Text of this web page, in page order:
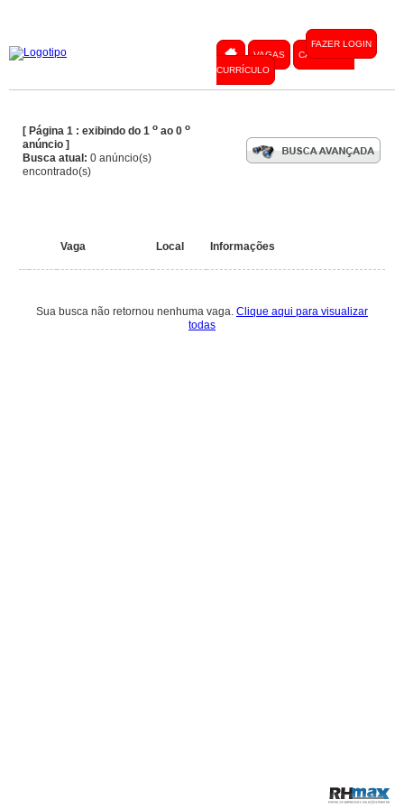
VAGAS
CADASTRAR
CURRÍCULO
FAZER LOGIN
[ Página 1 : exibindo do 1 o ao 0 o
anúncio ]
Busca atual: 0 anúncio(s)
encontrado(s)
Vaga Local Informações
Sua busca não retornou nenhuma vaga. Clique aqui para visualizar
todas